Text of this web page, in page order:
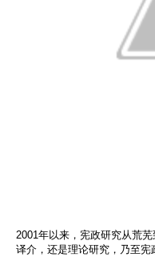
2001年以来，宪政研究从荒
译介，还是理论研究， 乃至宪